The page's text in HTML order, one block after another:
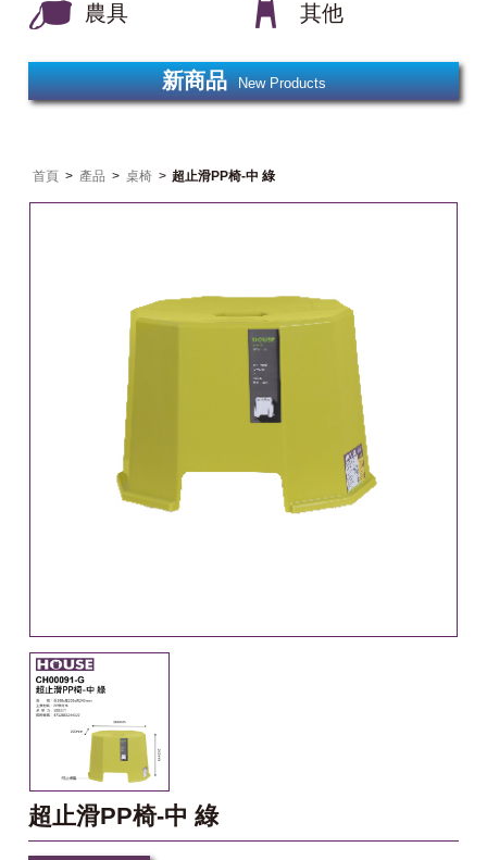
農具 其他
新商品 New Products
首頁 > 產品 > 桌椅 > 超止滑PP椅-中 綠
超止滑PP椅-中 綠